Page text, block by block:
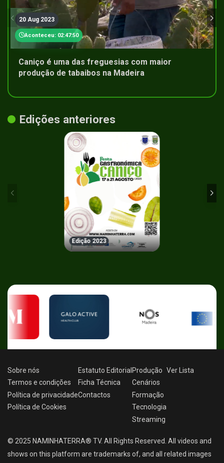
20 Aug 2023
Aconteceu: 02:47:50
Caniço é uma das freguesias com maior
produção de tabaibos na Madeira
Edições anteriores
Edição 2023
Sobre nós
Termos e condições
Política de privacidade
Política de Cookies
Estatuto Editorial
Ficha Técnica
Contactos
Produção
Cenários
Formação
Tecnologia
Streaming
Ver Lista
© 2025 NAMINHATERRA® TV. All Rights Reserved. All videos and
shows on this platform are trademarks of, and all related images